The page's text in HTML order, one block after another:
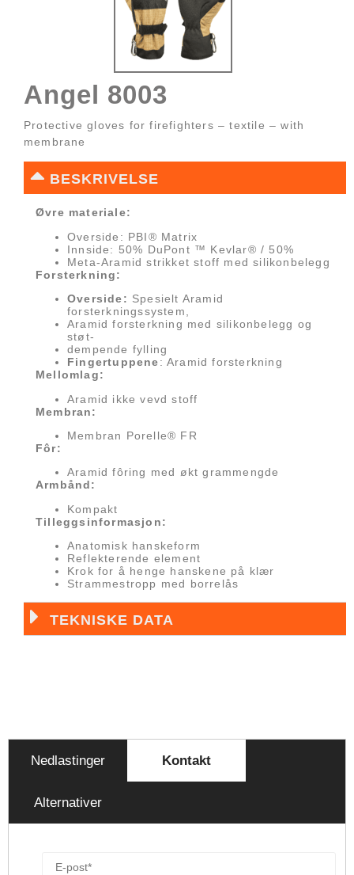
Angel 8003
Protective gloves for firefighters – textile – with
membrane
BESKRIVELSE
Øvre materiale:
Overside: PBI® Matrix
Innside: 50% DuPont ™ Kevlar® / 50%
Meta-Aramid strikket stoff med silikonbelegg
Forsterkning:
Overside: Spesielt Aramid
forsterkningssystem,
Aramid forsterkning med silikonbelegg og
støt-
dempende fylling
Fingertuppene: Aramid forsterkning
Mellomlag:
Aramid ikke vevd stoff
Membran:
Membran Porelle® FR
Fôr:
Aramid fôring med økt grammengde
Armbånd:
Kompakt
Tilleggsinformasjon:
Anatomisk hanskeform
Reflekterende element
Krok for å henge hanskene på klær
Strammestropp med borrelås
TEKNISKE DATA
Nedlastinger Kontakt
Alternativer